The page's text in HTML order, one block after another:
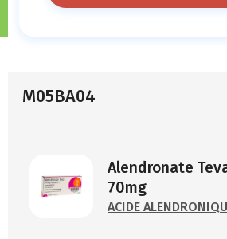
M05BA04
Alendronate
70mg
ACIDE